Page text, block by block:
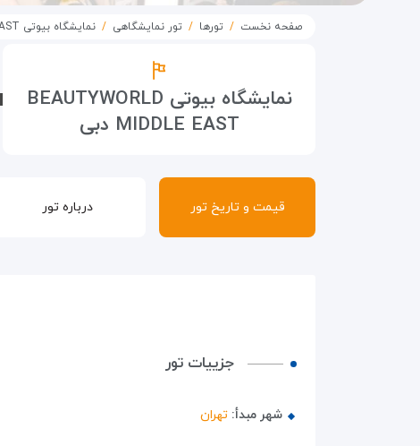
صفحه نخست تورها تور نمایشگاهی نمایشگاه بیوتی BEAUTYWORLD MIDDLE EAST دبی
نمایشگاه بیوتی BEAUTYWORLD
MIDDLE EAST دبی
قیمت و تاریخ تور درباره تور
جزییات تور
شهر مبدأ: تهران